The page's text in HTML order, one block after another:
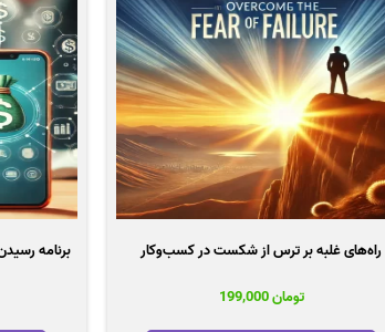
راه‌های غلبه بر ترس از شکست در کسب‌وکار
تومان199,000